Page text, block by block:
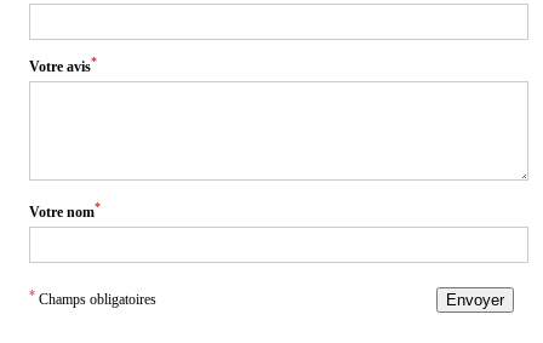
Votre avis*
Votre nom*
* Champs obligatoires Envoyer